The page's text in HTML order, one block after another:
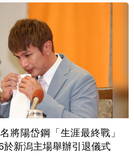
將陽岱鋼「生涯最終戰」
於新潟主場舉辦引退儀式